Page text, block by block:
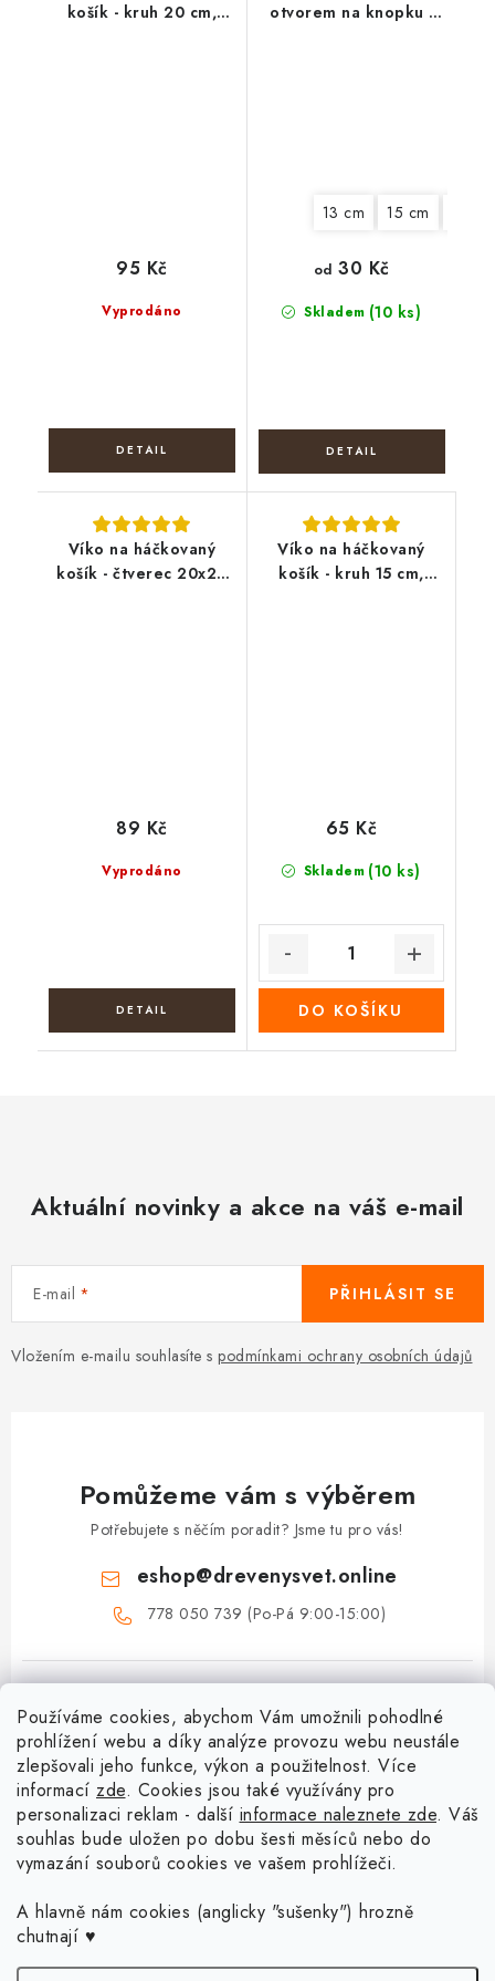
Používáme cookies, abychom Vám umožnili pohodlné
prohlížení webu a díky analýze provozu webu neustále
zlepšovali jeho funkce, výkon a použitelnost. Více
informací zde. Cookies jsou také využívány pro
personalizaci reklam - další informace naleznete zde. Váš
souhlas bude uložen po dobu šesti měsíců nebo do
vymazání souborů cookies ve vašem prohlížeči.
A hlavně nám cookies (anglicky "sušenky") hrozně
chutnají ♥
košík - kruh 20 cm,
Vyprodáno
95 Kč
otvorem na knopku -
13 cm 15 cm
Skladem (10 ks)
od 30 Kč
Víko na háčkovaný
košík - čtverec 20x20
Vyprodáno
89 Kč
Víko na háčkovaný
košík - kruh 15 cm,
Skladem (10 ks)
65 Kč
DO KOŠÍKU
Aktuální novinky a akce na váš e-mail
E-mail
Vložením e-mailu souhlasíte s podmínkami ochrany osobních údajů
PŘIHLÁSIT SE
Pomůžeme vám s výběrem
Potřebujete s něčím poradit? Jsme tu pro vás!
eshop@drevenysvet.online
778 050 739 (Po-Pá 9:00-15:00)
Menu
Doprava a platba
Vrácení zboží a reklamace
Blog o háčkování a pletení
Proč se může odstín příze Woody časem změnit?
Háčkování košíků - návody